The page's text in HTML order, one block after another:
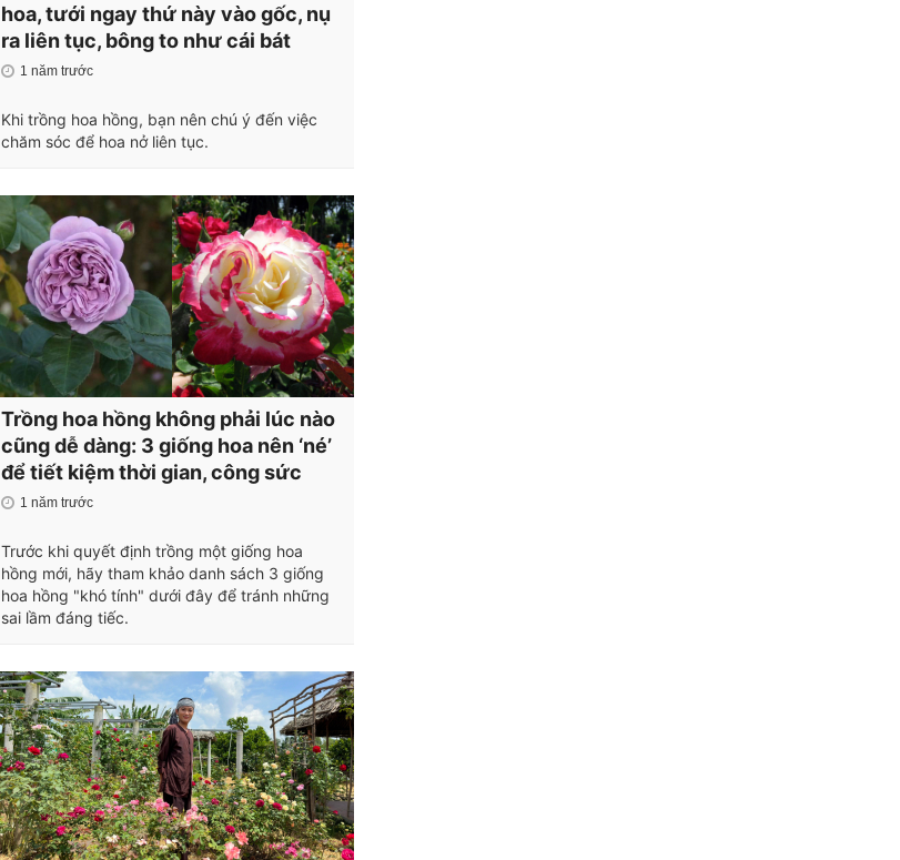
hoa, tưới ngay thứ này vào gốc, nụ
ra liên tục, bông to như cái bát
1 năm trước
Khi trồng hoa hồng, bạn nên chú ý đến việc
chăm sóc để hoa nở liên tục.
Trồng hoa hồng không phải lúc nào
cũng dễ dàng: 3 giống hoa nên ‘né’
để tiết kiệm thời gian, công sức
1 năm trước
Trước khi quyết định trồng một giống hoa
hồng mới, hãy tham khảo danh sách 3 giống
hoa hồng "khó tính" dưới đây để tránh những
sai lầm đáng tiếc.